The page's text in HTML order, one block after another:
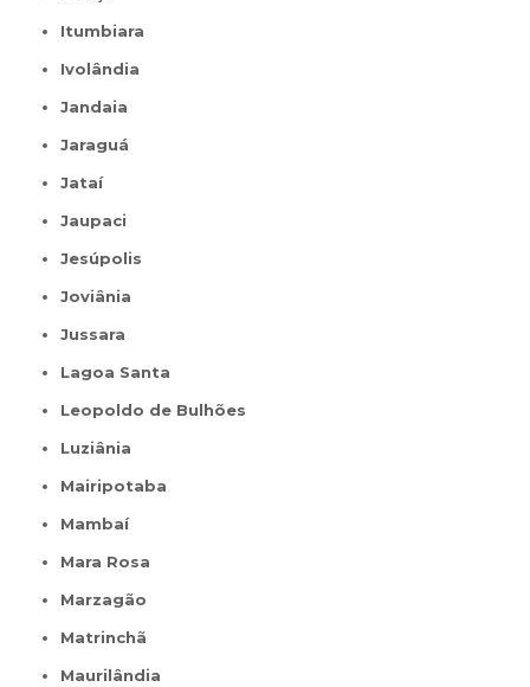
Itumbiara
Ivolândia
Jandaia
Jaraguá
Jataí
Jaupaci
Jesúpolis
Joviânia
Jussara
Lagoa Santa
Leopoldo de Bulhões
Luziânia
Mairipotaba
Mambaí
Mara Rosa
Marzagão
Matrinchã
Maurilândia